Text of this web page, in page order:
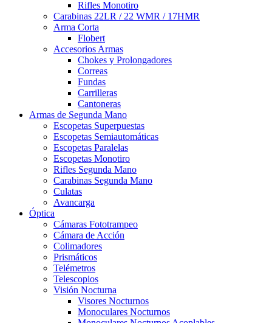
Rifles Monotiro
Carabinas 22LR / 22 WMR / 17HMR
Arma Corta
Flobert
Accesorios Armas
Chokes y Prolongadores
Correas
Fundas
Carrilleras
Cantoneras
Armas de Segunda Mano
Escopetas Superpuestas
Escopetas Semiautomáticas
Escopetas Paralelas
Escopetas Monotiro
Rifles Segunda Mano
Carabinas Segunda Mano
Culatas
Avancarga
Óptica
Cámaras Fototrampeo
Cámara de Acción
Colimadores
Prismáticos
Telémetros
Telescopios
Visión Nocturna
Visores Nocturnos
Monoculares Nocturnos